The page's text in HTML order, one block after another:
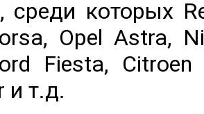
среди которых
Opel Astra,
Fiesta,
и т.д.